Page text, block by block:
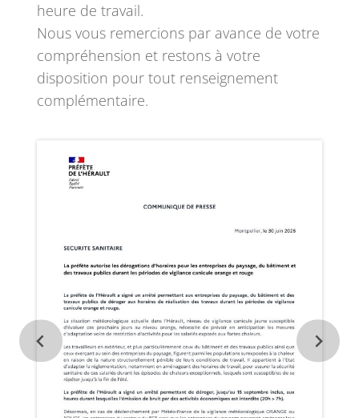
heure de travail.
Nous vous remercions par avance de votre
compréhension et restons à votre
disposition pour tout renseignement
complémentaire.